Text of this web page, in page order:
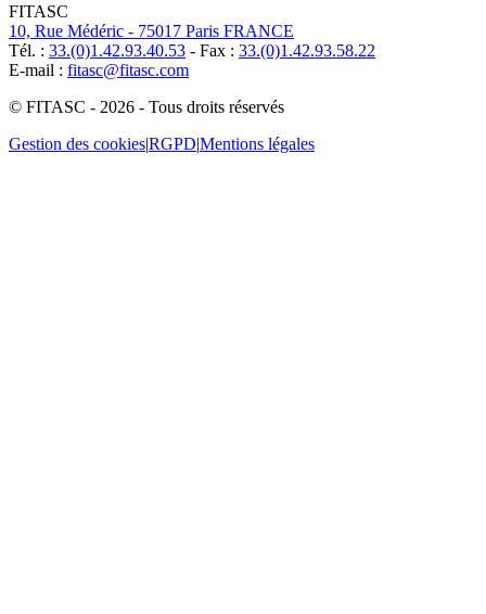
FITASC
10, Rue Médéric - 75017 Paris FRANCE
Tél. : 33.(0)1.42.93.40.53 - Fax : 33.(0)1.42.93.58.22
E-mail : fitasc@fitasc.com
© FITASC - 2026 - Tous droits réservés
Gestion des cookies|RGPD|Mentions légales